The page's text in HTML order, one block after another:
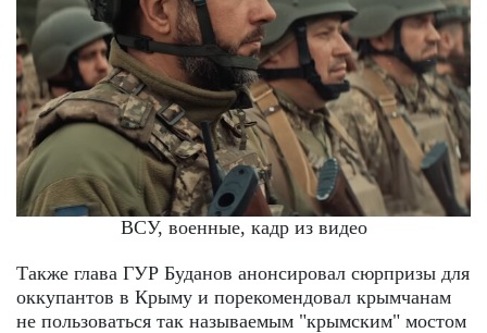
ВСУ, военные, кадр из видео
Также глава ГУР Буданов анонсировал сюрпризы для
оккупантов в Крыму и порекомендовал крымчанам
не пользоваться так называемым "крымским" мостом